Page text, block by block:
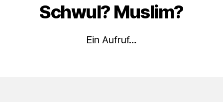
Schwul? Muslim?
Ein Aufruf…